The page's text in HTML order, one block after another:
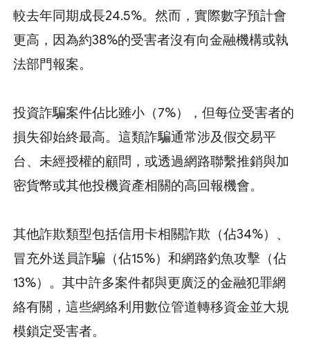
較去年同期成長24.5%。然而，實際數字預計會
更高，因為約38%的受害者沒有向金融機構或執
法部門報案。
投資詐騙案件佔比雖小（7%），但每位受害者的
損失卻始終最高。這類詐騙通常涉及假交易平
台、未經授權的顧問，或透過網路聯繫推銷與加
密貨幣或其他投機資產相關的高回報機會。
其他詐欺類型包括信用卡相關詐欺（佔34%）、
冒充外送員詐騙（佔15%）和網路釣魚攻擊（佔
13%）。其中許多案件都與更廣泛的金融犯罪網
絡有關，這些網絡利用數位管道轉移資金並大規
模鎖定受害者。